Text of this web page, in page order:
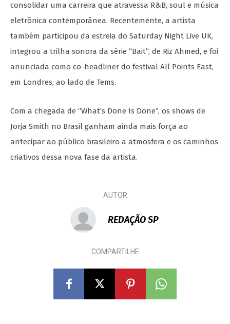
consolidar uma carreira que atravessa R&B, soul e música
eletrônica contemporânea. Recentemente, a artista
também participou da estreia do Saturday Night Live UK,
integrou a trilha sonora da série “Bait”, de Riz Ahmed, e foi
anunciada como co-headliner do festival All Points East,
em Londres, ao lado de Tems.
Com a chegada de “What’s Done Is Done”, os shows de
Jorja Smith no Brasil ganham ainda mais força ao
antecipar ao público brasileiro a atmosfera e os caminhos
criativos dessa nova fase da artista.
AUTOR
REDAÇÃO SP
COMPARTILHE